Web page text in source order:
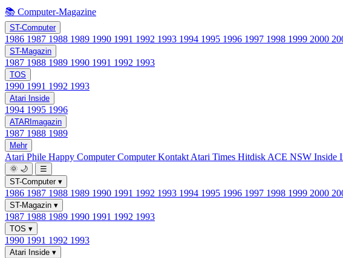
📚 Computer-Magazine
ST-Computer
1986 1987 1988 1989 1990 1991 1992 1993 1994 1995 1996 1997 1998 1999 2000
ST-Magazin
1987 1988 1989 1990 1991 1992 1993
TOS
1990 1991 1992 1993
Atari Inside
1994 1995 1996
ATARImagazin
1987 1988 1989
Mehr
Atari Phile Happy ComputerComputer Kontakt Atari Times Hitdisk ACE NSW Inside
🌞 🌙
☰
ST-Computer ▾
1986 1987 1988 1989 1990 1991 1992 1993 1994 1995 1996 1997 1998 1999 2000
ST-Magazin ▾
1987 1988 1989 1990 1991 1992 1993
TOS ▾
1990 1991 1992 1993
Atari Inside ▾